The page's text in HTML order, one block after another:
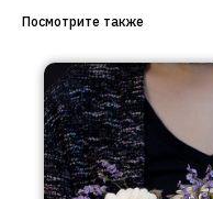
Посмотрите также